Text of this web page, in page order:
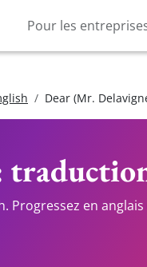
Pour les
Dear (Mr.
Progressez en